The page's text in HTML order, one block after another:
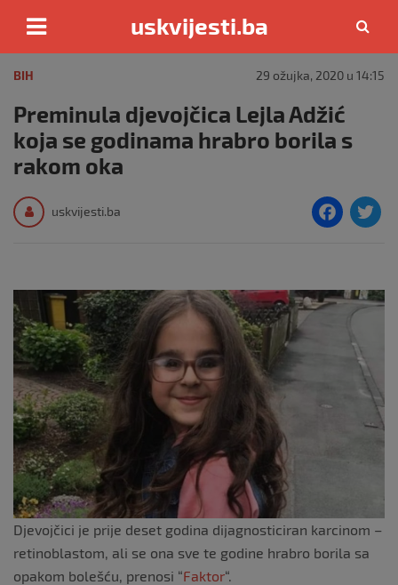
content
uskvijesti.ba
BIH 29 ožujka, 2020 u 14:15
Preminula djevojčica Lejla Adžić
koja se godinama hrabro borila s
rakom oka
uskvijesti.ba
F
e
b
o
Djevojčici je prije deset godina dijagnosticiran karcinom –
retinoblastom, ali se ona sve te godine hrabro borila sa
opakom bolešću, prenosi “Faktor“.